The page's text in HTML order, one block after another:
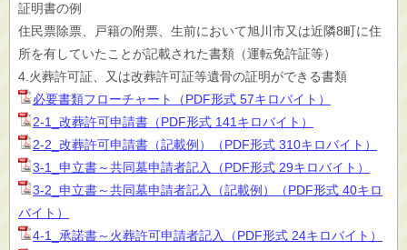
証明書の例
住民票除票、戸籍の附票、生前において旭川市又は近隣8町に住
所を有していたことが記載された書類（運転免許証等）
4.火葬許可証、又は改葬許可証等遺骨の証明ができる書類
必要書類フローチャート（PDF形式 57キロバイト）
2-1_改葬許可申請書（PDF形式 141キロバイト）
2-2_改葬許可申請書（記載例）（PDF形式 310キロバイト）
3-1_申立書～共同墓申請者記入（PDF形式 29キロバイト）
3-2_申立書～共同墓申請者記入（記載例）（PDF形式 40キロ
バイト）
4-1_承諾書～火葬許可申請者記入（PDF形式 24キロバイト）